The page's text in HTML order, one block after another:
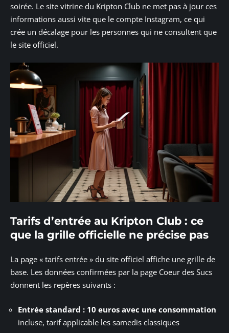
soirée. Le site vitrine du Kripton Club ne met pas à jour ces
informations aussi vite que le compte Instagram, ce qui
crée un décalage pour les personnes qui ne consultent que
le site officiel.
Tarifs d’entrée au Kripton Club : ce
que la grille officielle ne précise pas
La page « tarifs entrée » du site officiel affiche une grille de
base. Les données confirmées par la page Coeur des Sucs
donnent les repères suivants :
Entrée standard : 10 euros avec une consommation
incluse, tarif applicable les samedis classiques